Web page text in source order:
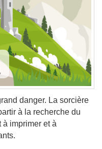
danger. La sorcière
à la recherche du
à imprimer et à